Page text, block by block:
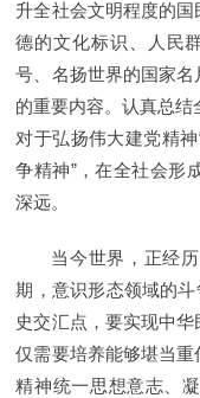
升全社会文明程度的
德的文化标识、人民
号、名扬世界的国家
的重要内容。认真总结
对于弘扬伟大建党精
争精神”，在全社会形
深远。
当今世界，正经
期，意识形态领域的
史交汇点，要实现中
仅需要培养能够堪当
精神统一思想意志、